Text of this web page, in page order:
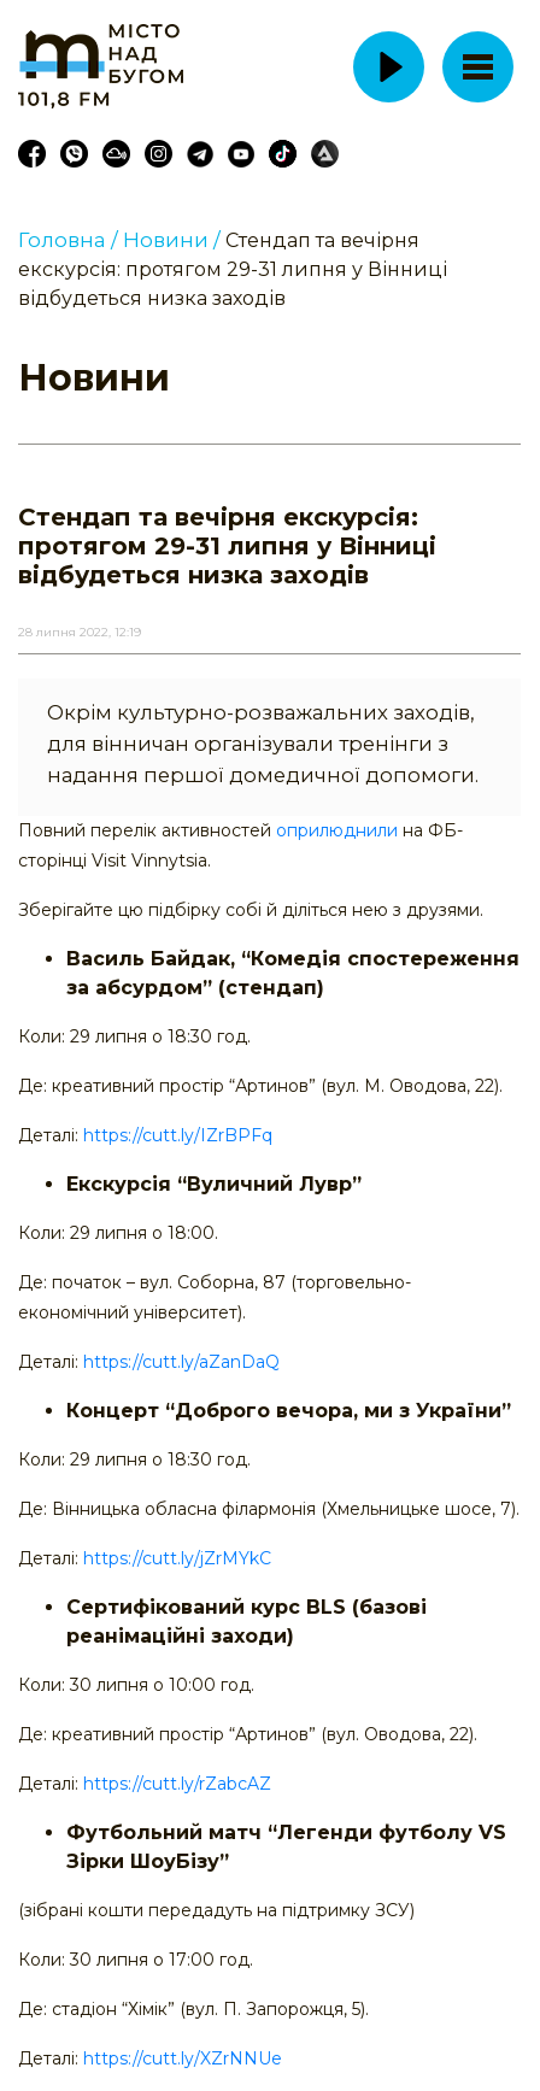
Головна / Новини / Стендап та вечірня
екскурсія: протягом 29-31 липня у Вінниці
відбудеться низка заходів
Новини
Стендап та вечірня екскурсія:
протягом 29-31 липня у Вінниці
відбудеться низка заходів
28 липня 2022, 12:19
Окрім культурно-розважальних заходів,
для вінничан організували тренінги з
надання першої домедичної допомоги.
Повний перелік активностей оприлюднили на ФБ-
сторінці Visit Vinnytsia.
Зберігайте цю підбірку собі й діліться нею з друзями.
Василь Байдак, “Комедія спостереження
за абсурдом” (стендап)
Коли: 29 липня о 18:30 год.
Де: креативний простір “Артинов” (вул. М. Оводова, 22).
Деталі: https://cutt.ly/IZrBPFq
Екскурсія “Вуличний Лувр”
Коли: 29 липня о 18:00.
Де: початок – вул. Соборна, 87 (торговельно-
економічний університет).
Деталі: https://cutt.ly/aZanDaQ
Концерт “Доброго вечора, ми з України”
Коли: 29 липня о 18:30 год.
Де: Вінницька обласна філармонія (Хмельницьке шосе, 7).
Деталі: https://cutt.ly/jZrMYkC
Сертифікований курс BLS (базові
реанімаційні заходи)
Коли: 30 липня о 10:00 год.
Де: креативний простір “Артинов” (вул. Оводова, 22).
Деталі: https://cutt.ly/rZabcAZ
Футбольний матч “Легенди футболу VS
Зірки ШоуБізу”
(зібрані кошти передадуть на підтримку ЗСУ)
Коли: 30 липня о 17:00 год.
Де: стадіон “Хімік” (вул. П. Запорожця, 5).
Деталі: https://cutt.ly/XZrNNUe